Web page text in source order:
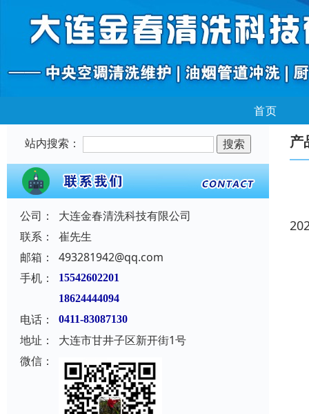
首页
站内搜索：
公司：
大连金春清洗科技有限公司
联系：
崔先生
邮箱：
493281942@qq.com
手机：
15542602201
18624444094
电话： 0411-83087130
地址：
大连市甘井子区新开街1号
微信：
产